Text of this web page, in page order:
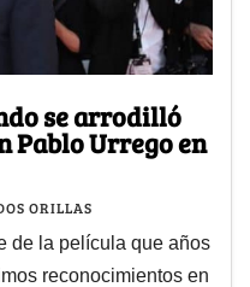
se arrodilló
Pablo Urrego en
ORILLAS
de la película que años
reconocimientos en